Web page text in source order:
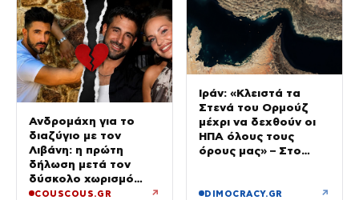
Ανδρομάχη για το
διαζύγιο με τον
Λιβάνη: η πρώτη
δήλωση μετά τον
δύσκολο χωρισμό
«Όποιος έχει…»
COUSCOUS.GR ↗
Ιράν: «Κλειστά τα
Στενά του Ορμούζ
μέχρι να δεχθούν οι
ΗΠΑ όλους τους
όρους μας» – Στο
DIMOCRACY.GR ↗